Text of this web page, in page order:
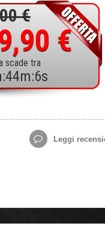
€
€
scade tra
:44m:4s
Leggi